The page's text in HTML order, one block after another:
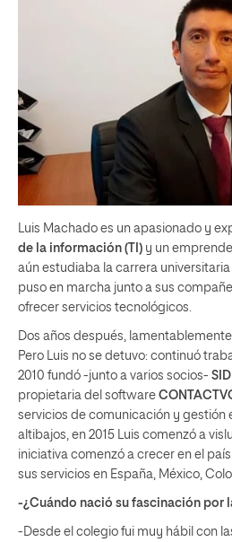
Luis Machado es un apasionado y
de la información (TI) y un
aún estudiaba la carrera
puso en marcha junto a sus
ofrecer servicios tecnológicos.
Dos años después,
Pero Luis no se detuvo: continuó
2010 fundó -junto a varios socios-
propietaria del software
servicios de comunicación y gestión
altibajos, en 2015 Luis comenzó a
iniciativa comenzó a crecer en el
sus servicios en España, México,
-¿Cuándo nació su fascinación por
-Desde el colegio fui muy hábil con